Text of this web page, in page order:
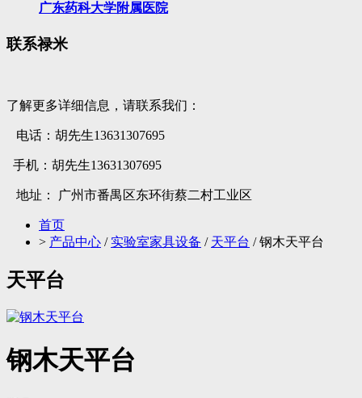
广东药科大学附属医院
联系禄米
了解更多详细信息，请联系我们：
电话：胡先生13631307695
手机：胡先生13631307695
地址： 广州市番禺区东环街蔡二村工业区
首页
> 产品中心 / 实验室家具设备 / 天平台 / 钢木天平台
天平台
钢木天平台